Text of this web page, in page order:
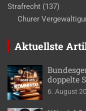
Strafrecht (137)
Churer
Aktuellste
doppelte
6. August